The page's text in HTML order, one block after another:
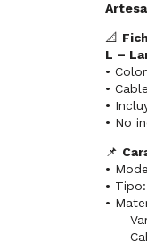
📐
L –
•
•
•
• No
📌
•
•
•
–
–